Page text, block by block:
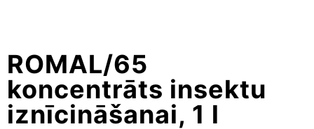
ROMAL/65
koncentrāts insektu
iznīcināšanai, 1 l